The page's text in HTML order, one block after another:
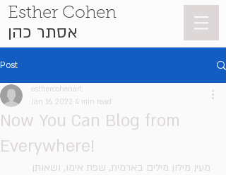
Esther Cohen
אסתר כהן
Post
Now You Can Blog from
Everywhere!
esthercohenart
Jan 16, 2022 4 min read
מעין מילון מילים בארמית, שפת אימו, ושאותן